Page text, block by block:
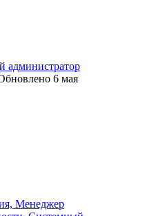
администратор
6 мая
Менеджер